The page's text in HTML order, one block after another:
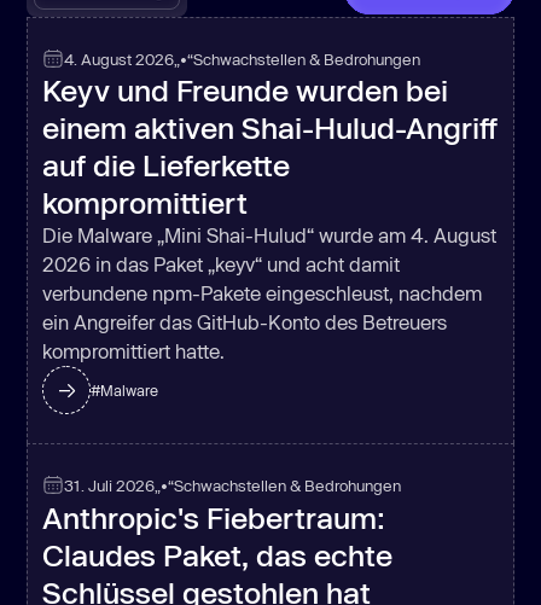
4. August 2026 „•“Schwachstellen & Bedrohungen
Keyv und Freunde wurden bei
einem aktiven Shai-Hulud-Angriff
auf die Lieferkette
kompromittiert
Die Malware „Mini Shai-Hulud“ wurde am 4. August
2026 in das Paket „keyv“ und acht damit
verbundene npm-Pakete eingeschleust, nachdem
ein Angreifer das GitHub-Konto des Betreuers
kompromittiert hatte.
#Malware
31. Juli 2026 „•“Schwachstellen & Bedrohungen
Anthropic's Fiebertraum:
Claudes Paket, das echte
Schlüssel gestohlen hat